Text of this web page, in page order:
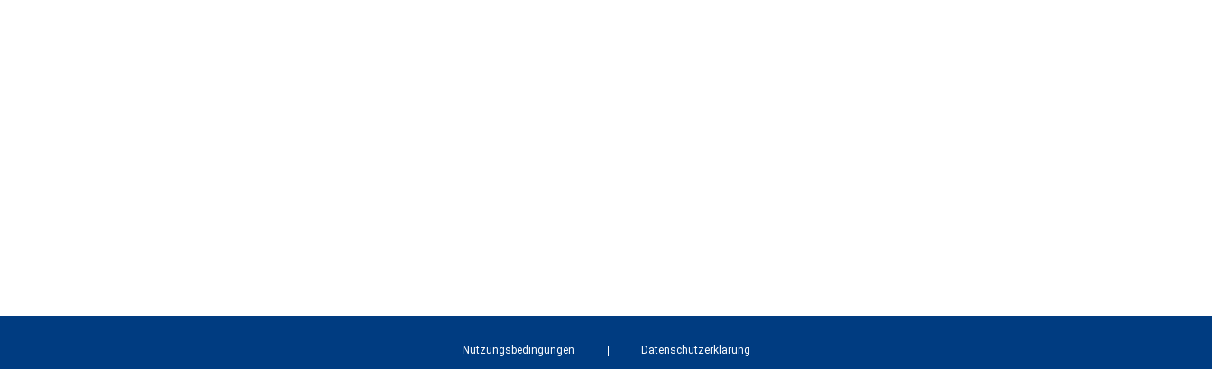
Nutzungsbedingungen Datenschutzerklärung